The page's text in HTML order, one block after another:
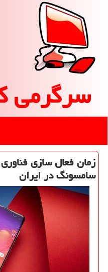
سرگرمی
سامسونگ در ایران